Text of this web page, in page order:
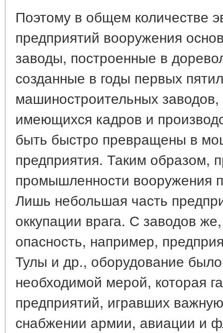
Поэтому в общем количестве
предприятий вооружения
заводы, построенные в
созданные в годы первых
машиностроительных заводов,
имеющихся кадров и
быть быстро превращены в
предприятия. Таким образом,
промышленности вооружения
Лишь небольшая часть
оккупации врага. С заводов
опасность, например,
Тулы и др., оборудование
необходимой мерой, которая
предприятий, игравших
снабжении армии, авиации и